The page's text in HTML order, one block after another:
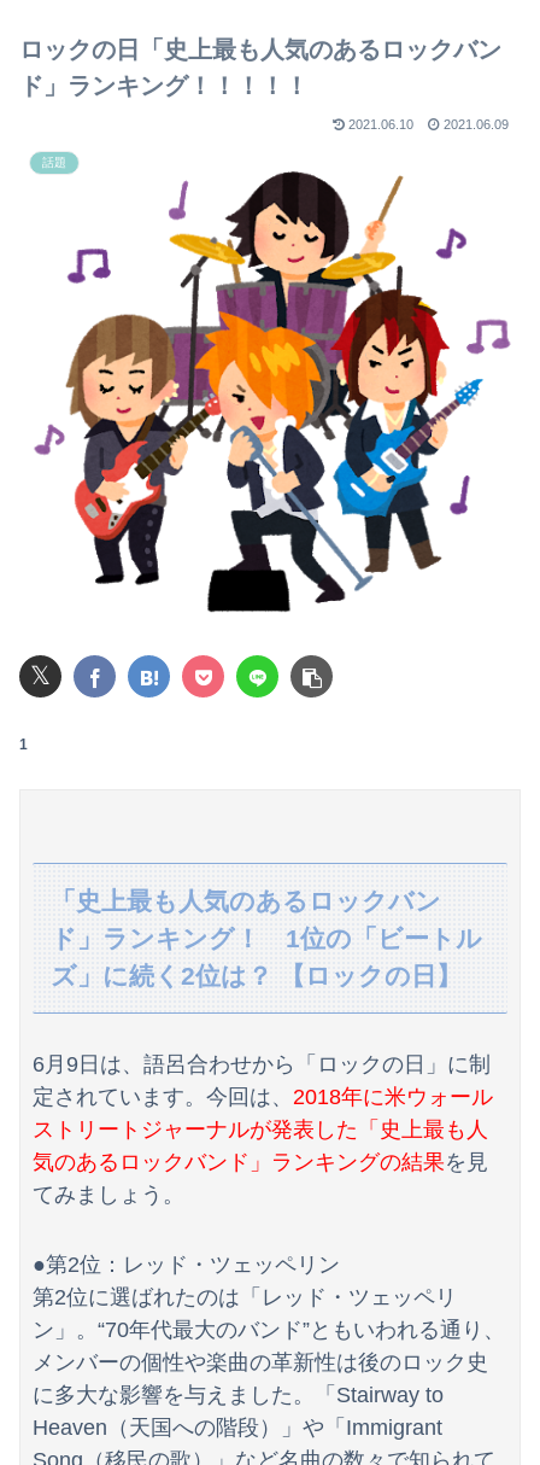
【悲報】母親に生活が苦しいから50万くれって言われて断ったら縁切られたんだが
女の幸せはまともな人との結婚、だと改めて思った
「涙がとまらない」倉持由香、息子がASD告知
レインボー池田、アナウンサーと結婚ｗｗｗｗｗ
【動画】両方馬鹿（笑）ミニストップでトラックと衝突したドラレコが（ノ∇`）
【画像】どのくノ一を快楽責めしたいｗｗｗｗｗ
【朗報】見せブラ、流行る。
お前ら米はどうやって保管してる？ワイはネットでポチったこれやで✌（※画像あり）
ロックの日「史上最も人気のあるロックバン
ド」ランキング！！！！！
2021.06.10 2021.06.09
話題
𝕏
1
「史上最も人気のあるロックバン
ド」ランキング！ 1位の「ビートル
ズ」に続く2位は？ 【ロックの日】
6月9日は、語呂合わせから「ロックの日」に制
定されています。今回は、 2018年に米ウォール
ストリートジャーナルが発表した「史上最も人
気のあるロックバンド」ランキングの結果を見
てみましょう。
●第2位：レッド・ツェッペリン
第2位に選ばれたのは「レッド・ツェッペリ
ン」。“70年代最大のバンド”ともいわれる通り、
メンバーの個性や楽曲の革新性は後のロック史
に多大な影響を与えました。「Stairway to
Heaven（天国への階段）」や「Immigrant